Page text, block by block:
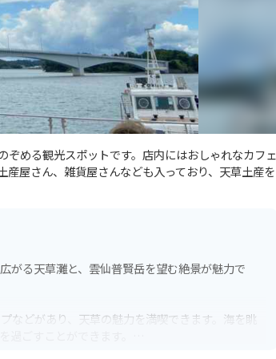
める観光スポットです。店内にはおしゃれなカフェ
屋さん、雑貨屋さんなども入っており、天草土産を
がる天草灘と、雲仙普賢岳を望む絶景が魅力で
などがあり、天草の魅力を満喫できます。海を眺
過ごすことができます。